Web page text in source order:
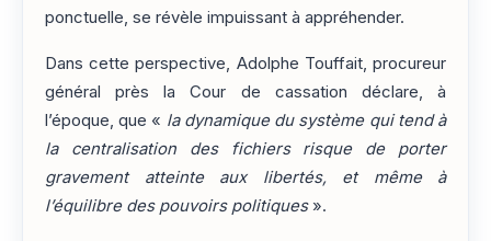
ponctuelle, se révèle impuissant à appréhender.
Dans cette perspective, Adolphe Touffait, procureur
général près la Cour de cassation déclare, à
l’époque, que « la dynamique du système qui tend à
la centralisation des fichiers risque de porter
gravement atteinte aux libertés, et même à
l’équilibre des pouvoirs politiques».